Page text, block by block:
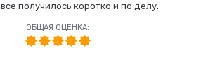
получилось коротко и по делу.
ОБЩАЯ ОЦЕНКА: